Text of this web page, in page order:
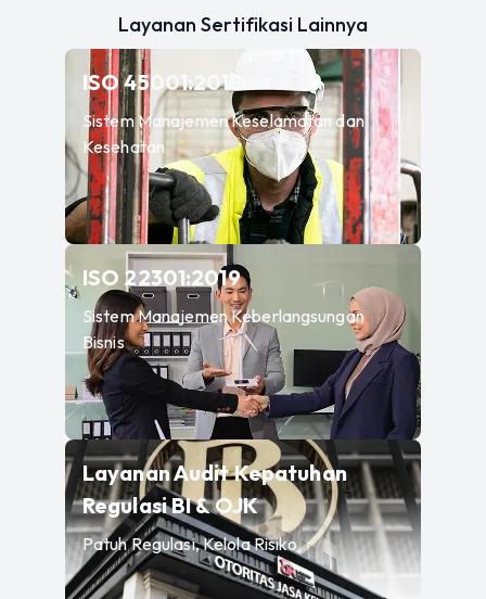
Layanan Sertifikasi Lainnya
ISO 45001:2018 Sistem Manajemen
Sistem Manajemen Keselamatan dan
Kesehatan
ISO 22301:2019— Sistem Manajemen
Sistem Manajemen Keberlangsungan
Bisnis
Layanan Audit Kepatuhan
Regulasi BI & OJK— Patuh Regulasi,
Patuh Regulasi, Kelola Risiko